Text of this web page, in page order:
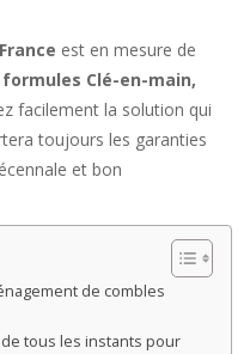
est en mesure de
formules Clé-en-main,
facilement la solution qui
toujours les garanties
et bon
de combles
tous les instants pour